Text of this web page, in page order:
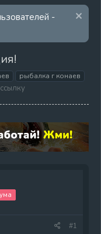
-
рыбалка г конаев
#1